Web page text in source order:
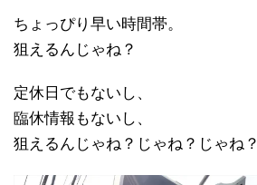
ちょっぴり早い時間帯。
狙えるんじゃね？
定休日でもないし、
臨休情報もないし、
狙えるんじゃね？じゃね？じゃね？